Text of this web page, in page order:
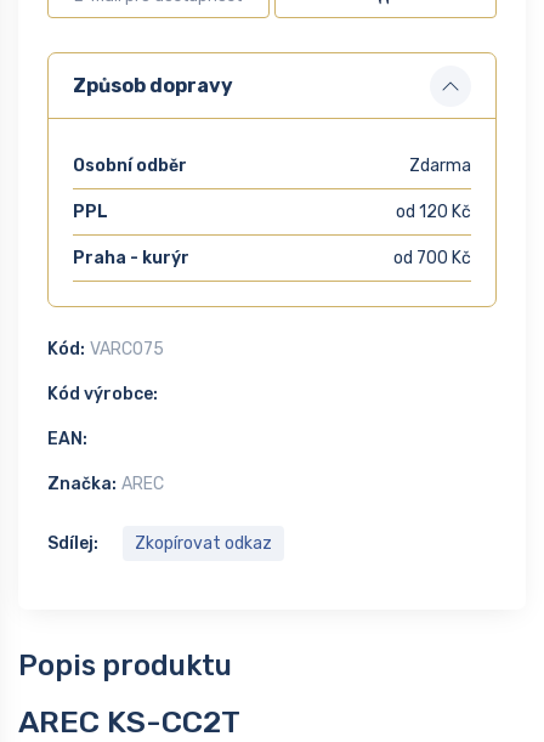
Způsob dopravy
Osobní odběr Zdarma
PPL od 120 Kč
Praha - kurýr od 700 Kč
Kód: VARC075
Kód výrobce:
EAN:
Značka: AREC
Sdílej: Zkopírovat odkaz
Popis produktu
AREC KS-CC2T